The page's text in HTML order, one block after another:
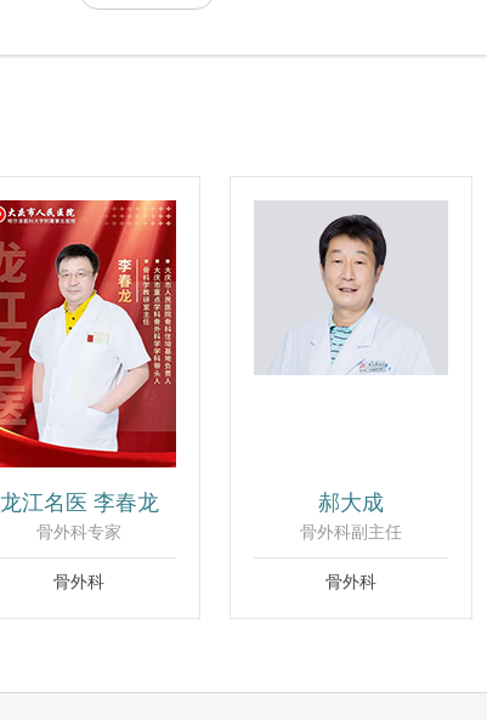
龙江名医 李春龙
骨外科专家
骨外科
郝大成
骨外科副主任
骨外科